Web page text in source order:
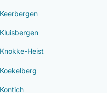
Keerbergen
Kluisbergen
Knokke-Heist
Koekelberg
Kontich